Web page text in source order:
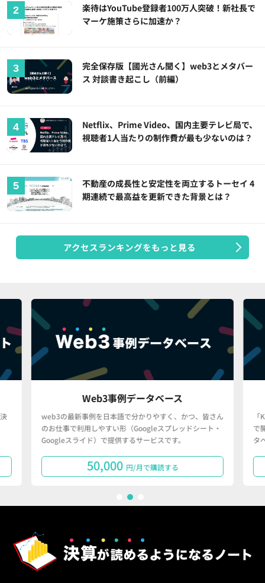
楽待はYouTube登録者100万人突破！新社長で
マーケ施策さらに加速か？
完全保存版【國光さん聞く】web3とメタバー
ス 対談書き起こし（前編）
Netflix、Prime Video、国内主要テレビ局で、
視聴者1人当たりの制作費が最も少ないのは？
不動産の成長性と安定性を両立するトーセイ 4
期連続で最高益を更新できた背景とは？
アクセスランキングをもっと見る
Web3事例データベース
web3の最新事例を日本語で分かりやすく、かつ、皆さん
のお仕事で利用しやすい形（Googleスプレッドシート・
Googleスライド）で提供するサービスです。
50,000 円/月で購読する
で
タ